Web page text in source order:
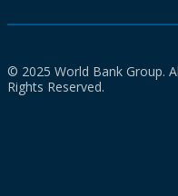
© 2025 World Bank Group.
Rights Reserved.